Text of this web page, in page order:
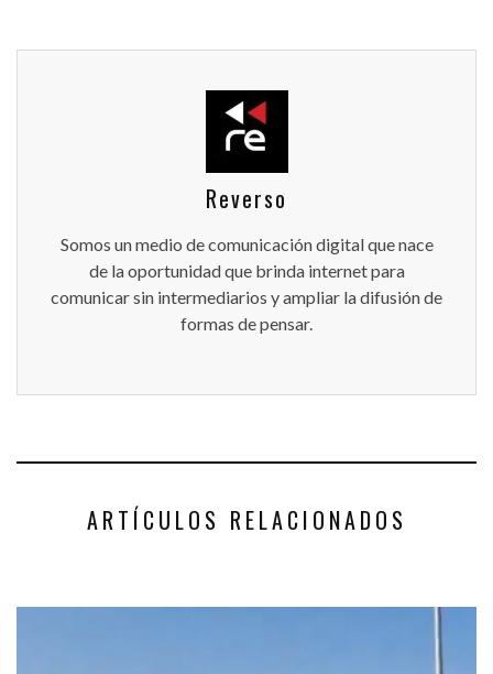
Reverso
Somos un medio de comunicación digital que nace
de la oportunidad que brinda internet para
comunicar sin intermediarios y ampliar la difusión de
formas de pensar.
ARTÍCULOS RELACIONADOS